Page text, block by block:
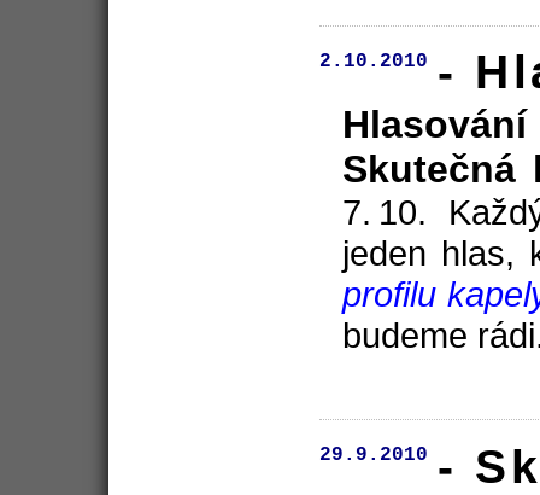
2.10.2010 -
Skutečná
7. 10.
jeden hlas,
profilu
budeme
29.9.2010 -